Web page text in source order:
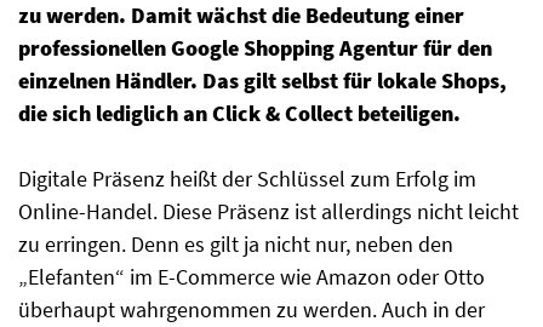
zu werden. Damit wächst die Bedeutung einer
professionellen Google Shopping Agentur für den
einzelnen Händler. Das gilt selbst für lokale Shops,
die sich lediglich an Click & Collect beteiligen.
Digitale Präsenz heißt der Schlüssel zum Erfolg im
Online-Handel. Diese Präsenz ist allerdings nicht leicht
zu erringen. Denn es gilt ja nicht nur, neben den
„Elefanten“ im E-Commerce wie Amazon oder Otto
überhaupt wahrgenommen zu werden. Auch in der